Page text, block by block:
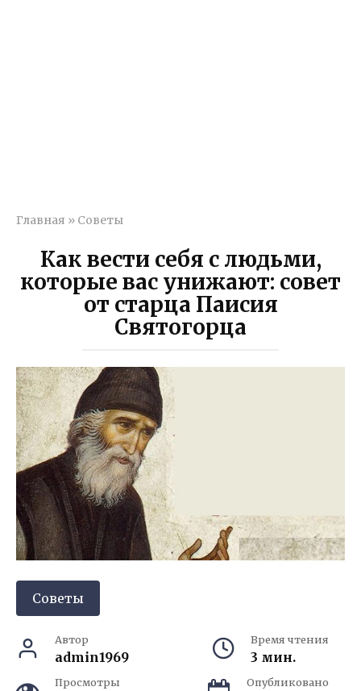
Главная » Советы
Как вести себя с людьми,
которые вас унижают: совет
от старца Паисия
Святогорца
Советы
Автор
admin1969
Время чтения
3 мин.
Просмотры Опубликовано